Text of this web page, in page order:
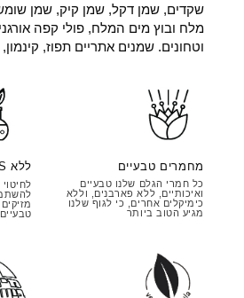
שקדים, שמן דקל, שמן קיק, שמן
מלח ובוץ מים המלח, פולי קפה
וטחונים. שמנים אתריים תפוז,
מחמרים טבעיים
כל חמרי הגלם שלנו טבעיים
ואיכותיים, ללא פארבנים, וללא
כימיקלים אחרים, כי לגוף שלנו
מגיע הטוב ביותר
ללא SLS